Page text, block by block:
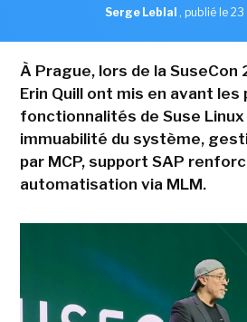
Serge Leblal , publié le
À Prague, lors de la
Erin Quill ont mis en avant les
fonctionnalités de Suse
immuabilité du système,
par MCP, support SAP
automatisation via MLM.